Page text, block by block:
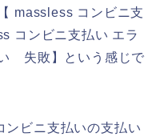
massless コンビニ支
コンビニ支払い エラ
失敗】という感じで
ビニ支払いの支払い